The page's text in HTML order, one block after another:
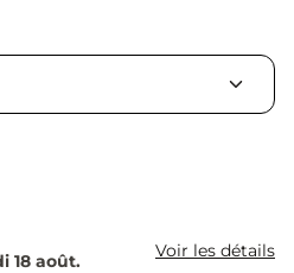
18 août. Voir les détails